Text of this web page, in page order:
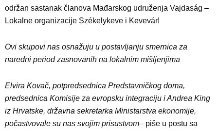
održan sastanak članova Mađarskog udruženja Vajdaság –
Lokalne organizacije Székelykeve i Kevevár!
Ovi skupovi nas osnažuju u postavljanju smernica za
naredni period zasnovanih na lokalnim mišljenjima
Elvira Kovač, potpredsednica Predstavničkog doma,
predsednica Komisije za evropsku integraciju i Andrea King
iz Hrvatske, državna sekretarka Ministarstva ekonomije,
počastvovale su nas svojim prisustvom– piše u postu sa